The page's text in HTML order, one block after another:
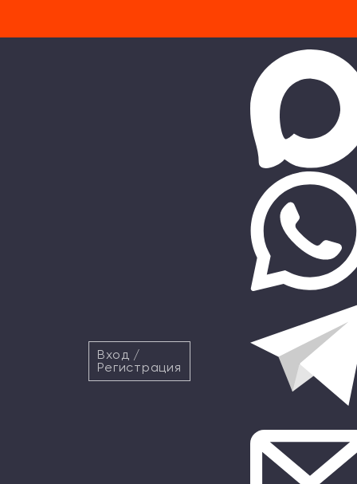
Вход /
Регистрация